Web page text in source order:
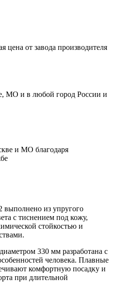
цена от завода производителя
МО и в любой город России и
и МО благодаря
выполнено из упругого
с тиснением под кожу,
стойкостью и
330 мм разработана с
человека. Плавные
комфортную посадку и
при длительной